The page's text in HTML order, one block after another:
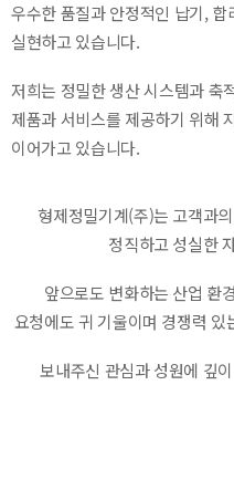
우수한 품질과 안정적인 납기,
실현하고 있습니다.
저희는 정밀한 생산 시스템과 축
제품과 서비스를 제공하기 위해
이어가고 있습니다.
형제정밀기계(주)는 고객과
정직하고 성실한
앞으로도 변화하는 산업 환
요청에도 귀 기울이며 경쟁력
보내주신 관심과 성원에 깊